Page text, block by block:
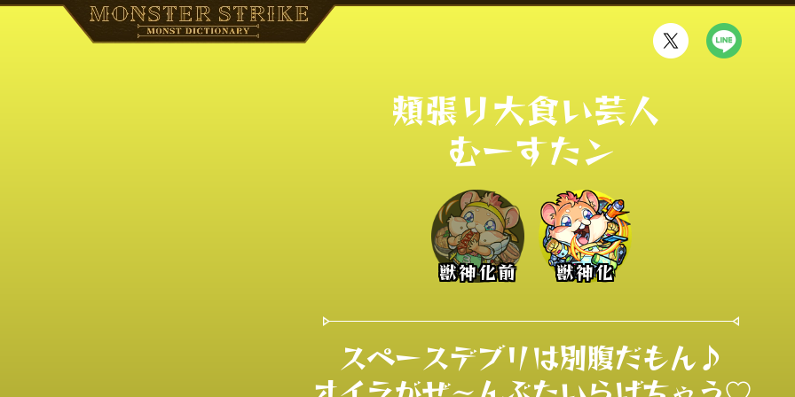
頬張り大食い芸人
むーすたン
獣神化前 獣神化
スペースデブリは別腹だもん♪